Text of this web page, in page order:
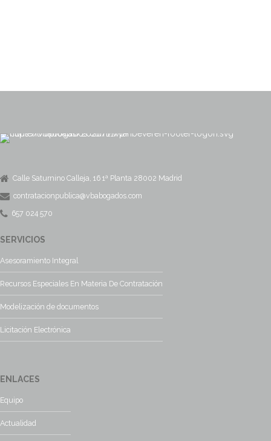
Calle Saturnino Calleja, 16 1ª Planta 28002 Madrid
contratacionpublica@vbabogados.com
657 024 570
SERVICIOS
Asesoramiento Integral
Recursos Especiales En Materia De Contratación
Modelización de documentos
Licitación Electrónica
ENLACES
Equipo
Actualidad